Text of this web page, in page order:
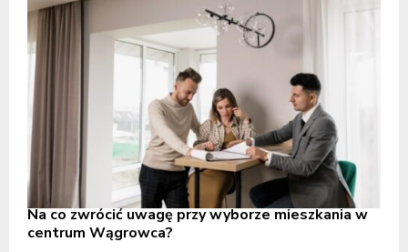
Na co zwrócić uwagę przy wyborze mieszkania w
centrum Wągrowca?